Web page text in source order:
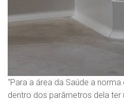
“Para a área da Saúde a
dentro dos parâmetros dela ter